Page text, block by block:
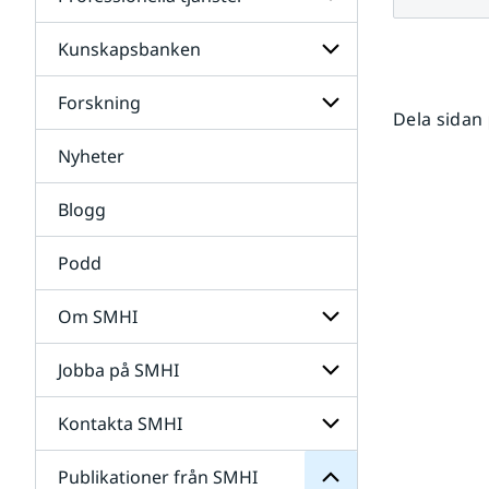
för
Data
Undersidor
för
Professionella
tjänster
Kunskapsbanken
Undersidor
för
Forskning
för
Nyheter
Blogg
Podd
Om SMHI
Undersidor
för
Om
SMHI
Jobba på SMHI
Undersidor
för
Jobba
Kontakta SMHI
Undersidor
Publikationer från SMHI
Undersidor
för
Publikationer
från
SMHI
Dela sidan